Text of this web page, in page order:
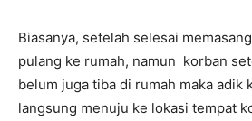
Biasanya, setelah selesai
pulang ke rumah, namun korban
belum juga tiba di rumah maka adik
langsung menuju ke lokasi tempat